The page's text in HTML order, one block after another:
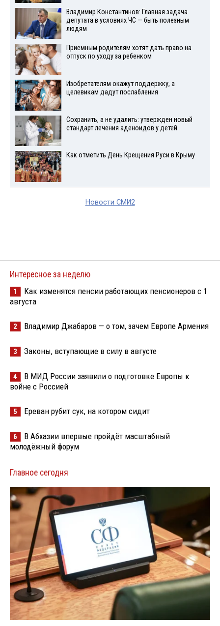
Владимир Константинов: Главная задача
депутата в условиях ЧС — быть полезным
людям
Приемным родителям хотят дать право на
отпуск по уходу за ребенком
Изобретателям окажут поддержку, а
целевикам дадут послабления
Сохранить, а не удалить: утвержден новый
стандарт лечения аденоидов у детей
Как отметить День Крещения Руси в Крыму
Новости СМИ2
Интересное за неделю
1
Как изменятся пенсии работающих пенсионеров с 1
августа
2 Владимир Джабаров — о том, зачем Европе Армения
3 Законы, вступающие в силу в августе
4
В МИД России заявили о подготовке Европы к
войне с Россией
5 Ереван рубит сук, на котором сидит
6
В Абхазии впервые пройдёт масштабный
молодёжный форум
Главное сегодня